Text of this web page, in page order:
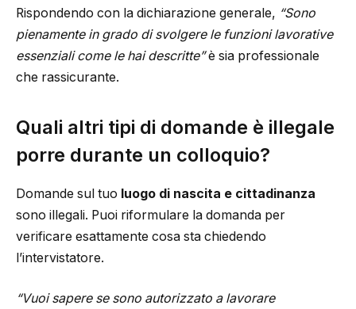
Rispondendo con la dichiarazione generale, “Sono
pienamente in grado di svolgere le funzioni lavorative
essenziali come le hai descritte”è sia professionale
che rassicurante.
Quali altri tipi di domande è illegale
porre durante un colloquio?
Domande sul tuo luogo di nascita e cittadinanza
sono illegali. Puoi riformulare la domanda per
verificare esattamente cosa sta chiedendo
l’intervistatore.
“Vuoi sapere se sono autorizzato a lavorare